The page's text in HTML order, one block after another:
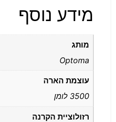
מידע נוסף
מותג
Optoma
עוצמת הארה
3500 לומן
רזולוציית הקרנה